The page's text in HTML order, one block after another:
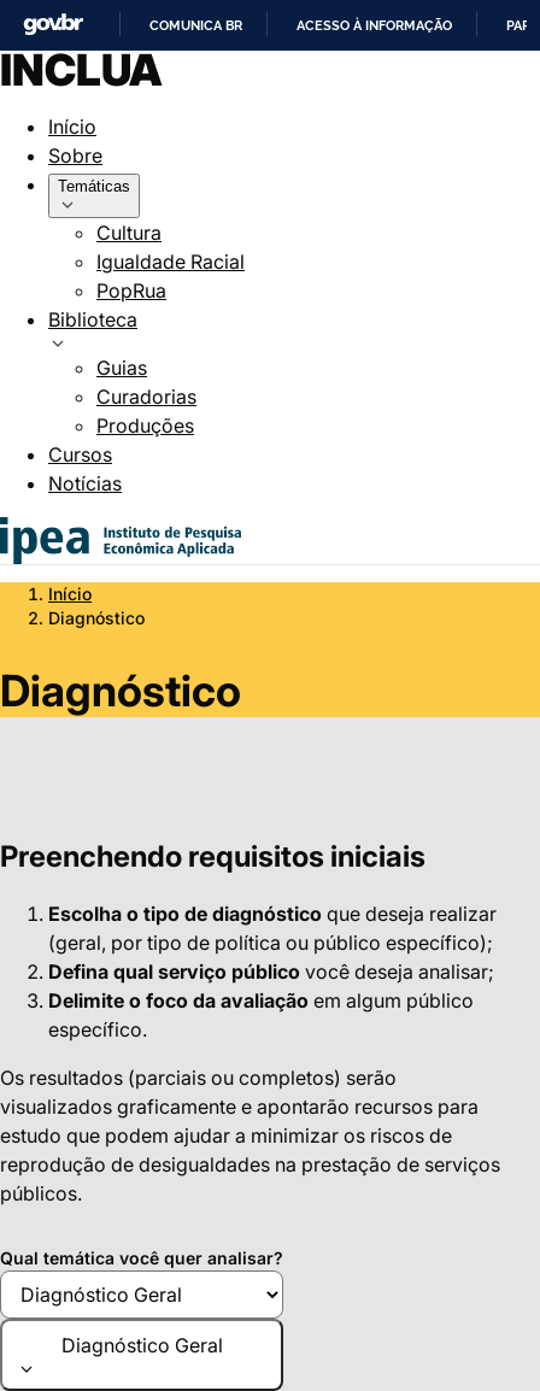
COMUNICA BR ACESSO À INFORMAÇÃO
INCLUA
Início
Sobre
Temáticas
Cultura
Igualdade Racial
PopRua
Biblioteca
Guias
Curadorias
Produções
Cursos
Notícias
Início
Diagnóstico
Diagnóstico
Preenchendo requisitos iniciais
Escolha o tipo de diagnóstico que deseja realizar
(geral, por tipo de política ou público específico);
Defina qual serviço público você deseja analisar;
Delimite o foco da avaliação em algum público
específico.
Os resultados (parciais ou completos) serão
visualizados graficamente e apontarão recursos para
estudo que podem ajudar a minimizar os riscos de
reprodução de desigualdades na prestação de serviços
públicos.
Qual temática você quer analisar?
Diagnóstico Geral